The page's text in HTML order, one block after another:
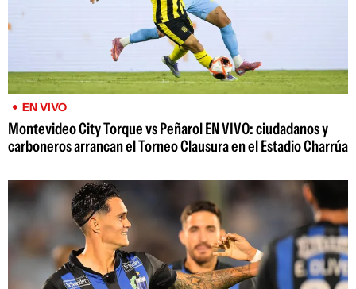
EN VIVO
Montevideo City Torque vs Peñarol EN VIVO: ciudadanos y
carboneros arrancan el Torneo Clausura en el Estadio Charrúa